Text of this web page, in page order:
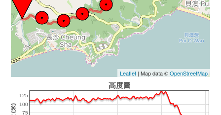
Leaflet| Map data ©OpenStreetMap